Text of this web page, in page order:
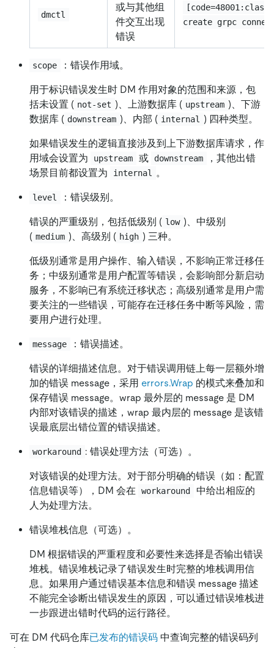
dmctl
或与其他组
件交互出现
错误
create grpc
scope ：错误作用域。
用于标识错误发生时 DM 作用对象的范围和来源，包
括未设置 ( not-set )、上游数据库 ( upstream )、下游
数据库 ( downstream )、内部 ( internal ) 四种类型。
如果错误发生的逻辑直接涉及到上下游数据库请求，作
用域会设置为
upstream 或 downstream
，其他出错
场景目前都设置为
internal 。
level ：错误级别。
错误的严重级别，包括低级别 ( low )、中级别
( medium )、高级别 ( high ) 三种。
低级别通常是用户操作、输入错误，不影响正常迁移任
务；中级别通常是用户配置等错误，会影响部分新启动
服务，不影响已有系统迁移状态；高级别通常是用户需
要关注的一些错误，可能存在迁移任务中断等风险，需
要用户进行处理。
message ：错误描述。
错误的详细描述信息。对于错误调用链上每一层额外增
加的错误 message，采用 errors.Wrap 的模式来叠加和
保存错误 message。wrap 最外层的 message 是 DM
内部对该错误的描述，wrap 最内层的 message 是该错
误最底层出错位置的错误描述。
workaround : 错误处理方法（可选）。
对该错误的处理方法。对于部分明确的错误（如：配置
信息错误等），DM 会在
workaround
中给出相应的
人为处理方法。
错误堆栈信息（可选）。
DM 根据错误的严重程度和必要性来选择是否输出错误
堆栈。错误堆栈记录了错误发生时完整的堆栈调用信
息。如果用户通过错误基本信息和错误 message 描述
不能完全诊断出错误发生的原因，可以通过错误堆栈进
一步跟进出错时代码的运行路径。
可在 DM 代码仓库已发布的错误码 中查询完整的错误码列